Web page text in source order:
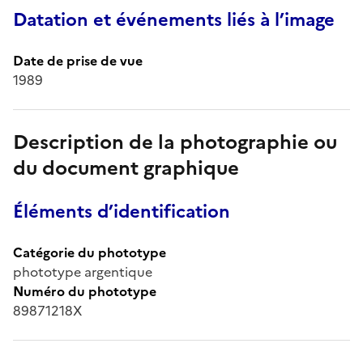
Datation et événements liés à l’image
Date de prise de vue
1989
Description de la photographie ou
du document graphique
Éléments d’identification
Catégorie du phototype
phototype argentique
Numéro du phototype
89871218X